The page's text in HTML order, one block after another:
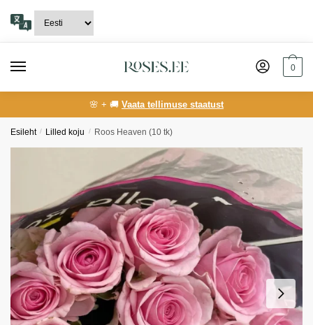
navigation
content
0
🌸 + 🚚 Vaata tellimuse staatust
Esileht / Lilled koju / Roos Heaven (10 tk)